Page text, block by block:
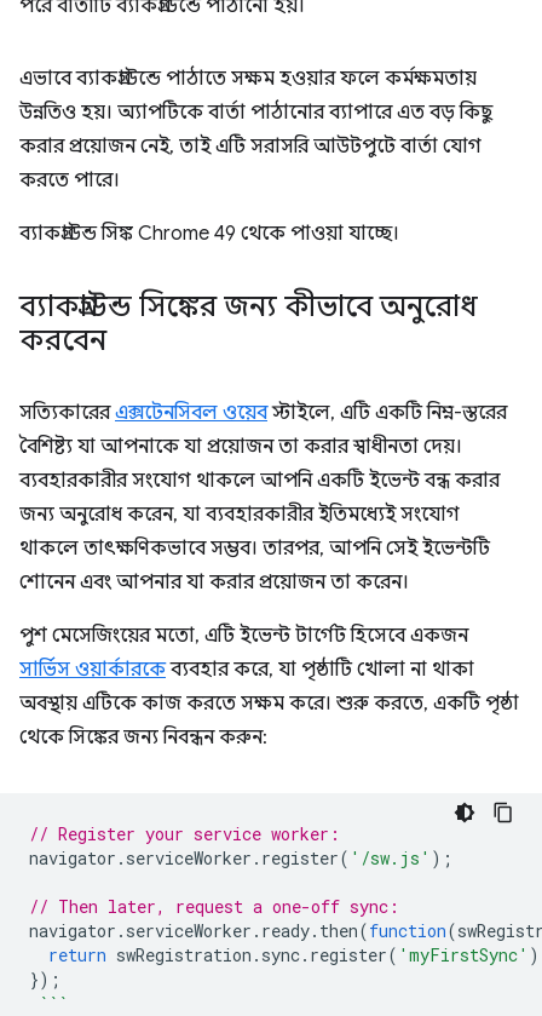
পরে বার্তাটি ব্যাকগ্রাউন্ডে পাঠানো হয়।
এভাবে ব্যাকগ্রাউন্ডে পাঠাতে সক্ষম হওয়ার ফলে কর্মক্ষমতায়
উন্নতিও হয়। অ্যাপটিকে বার্তা পাঠানোর ব্যাপারে এত বড় কিছু
করার প্রয়োজন নেই, তাই এটি সরাসরি আউটপুটে বার্তা যোগ
করতে পারে।
ব্যাকগ্রাউন্ড সিঙ্ক Chrome 49 থেকে পাওয়া যাচ্ছে।
ব্যাকগ্রাউন্ড সিঙ্কের জন্য কীভাবে অনুরোধ
করবেন
সত্যিকারেরএক্সটেনসিবল ওয়েবস্টাইলে, এটি একটি নিম্ন-স্তরের
বৈশিষ্ট্য যা আপনাকে যা প্রয়োজন তা করার স্বাধীনতা দেয়।
ব্যবহারকারীর সংযোগ থাকলে আপনি একটি ইভেন্ট বন্ধ করার
জন্য অনুরোধ করেন, যা ব্যবহারকারীর ইতিমধ্যেই সংযোগ
থাকলে তাৎক্ষণিকভাবে সম্ভব। তারপর, আপনি সেই ইভেন্টটি
শোনেন এবং আপনার যা করার প্রয়োজন তা করেন।
পুশ মেসেজিংয়ের মতো, এটি ইভেন্ট টার্গেট হিসেবে একজন
সার্ভিস ওয়ার্কারকেব্যবহার করে, যা পৃষ্ঠাটি খোলা না থাকা
অবস্থায় এটিকে কাজ করতে সক্ষম করে। শুরু করতে, একটি পৃষ্ঠা
থেকে সিঙ্কের জন্য নিবন্ধন করুন:
// Register your service worker:
navigator . serviceWorker . register( '/sw.js' );
// Then later, request a one-off sync:
navigator . serviceWorker . ready. then(function(
return swRegistration . sync. register( 'myFirstSync'
});
```